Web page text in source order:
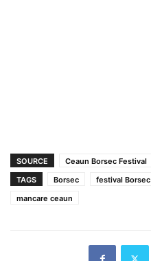
SOURCE
Ceaun Borsec Festival
TAGS
Borsec festival Borsec
mancare ceaun